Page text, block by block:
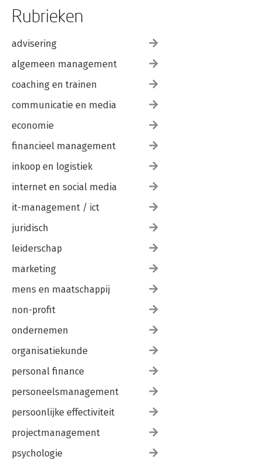
Rubrieken
advisering
algemeen management
coaching en trainen
communicatie en media
economie
financieel management
inkoop en logistiek
internet en social media
it-management / ict
juridisch
leiderschap
marketing
mens en maatschappij
non-profit
ondernemen
organisatiekunde
personal finance
personeelsmanagement
persoonlijke effectiviteit
projectmanagement
psychologie